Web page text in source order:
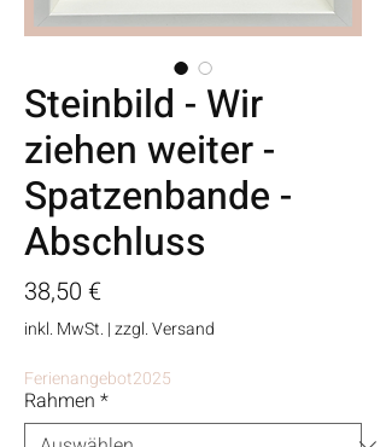
Steinbild - Wir
ziehen weiter -
Spatzenbande -
Abschluss
38,50 €Preis
inkl. MwSt. |zzgl. Versand
Ferienangebot2025
Rahmen *